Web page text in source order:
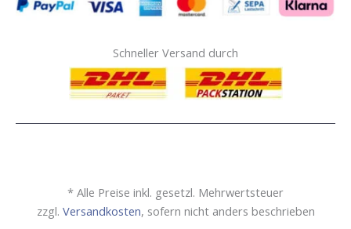
Schneller Versand durch
* Alle Preise inkl. gesetzl. Mehrwertsteuer
zzgl. Versandkosten, sofern nicht anders beschrieben